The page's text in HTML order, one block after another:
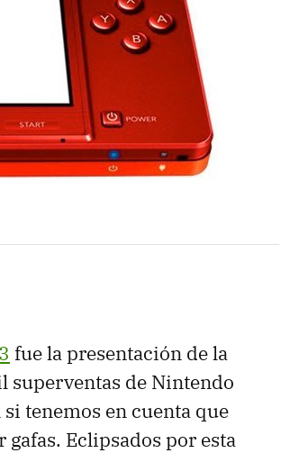
fue la presentación de la
superventas de Nintendo
tenemos en cuenta que
Eclipsados por esta